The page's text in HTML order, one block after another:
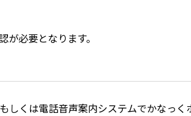
必要となります。
しくは電話音声案内システムでかなっ